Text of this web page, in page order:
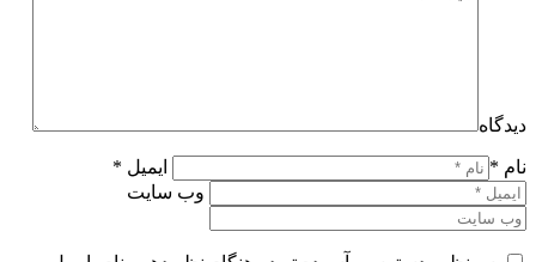
دیدگاه
نام *
ایمیل *
وب سایت